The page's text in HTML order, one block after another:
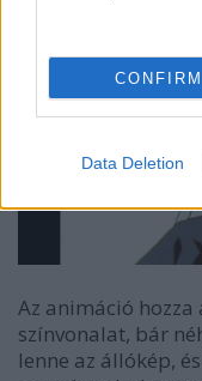
CONFIRM
Data Deletion
Az animáció
színvonalat, bár
lenne az állókép,